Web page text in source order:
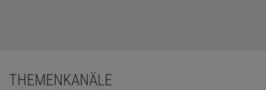
THEMENKANÄLE